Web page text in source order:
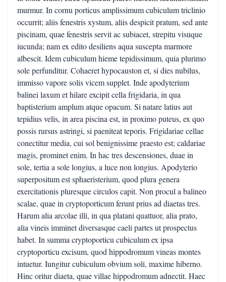
murmur. In cornu porticus amplissimum cubiculum triclinio
occurrit; aliis fenestris xystum, aliis despicit pratum, sed ante
piscinam, quae fenestris servit ac subiacet, strepitu visuque
iucunda; nam ex edito desiliens aqua suscepta marmore
albescit. Idem cubiculum hieme tepidissimum, quia plurimo
sole perfunditur. Cohaeret hypocauston et, si dies nubilus,
immisso vapore solis vicem supplet. Inde apodyterium
balinei laxum et hilare excipit cella frigidaria, in qua
baptisterium amplum atque opacum. Si natare latius aut
tepidius velis, in area piscina est, in proximo puteus, ex quo
possis rursus astringi, si paeniteat teporis. Frigidariae cellae
conectitur media, cui sol benignissime praesto est; caldariae
magis, prominet enim. In hac tres descensiones, duae in
sole, tertia a sole longius, a luce non longius. Apodyterio
superpositum est sphaeristerium, quod plura genera
exercitationis pluresque circulos capit. Non procul a balineo
scalae, quae in cryptoporticum ferunt prius ad diaetas tres.
Harum alia arcolae illi, in qua platani quattuor, alia prato,
alia vineis imminet diversasque caeli partes ut prospectus
habet. In summa cryptoporticu cubiculum ex ipsa
cryptoporticu excisum, quod hippodromum vineas montes
intuetur. Iungitur cubiculum obvium soli, maxime hiberno.
Hinc oritur diaeta, quae villae hippodromum adnectit. Haec